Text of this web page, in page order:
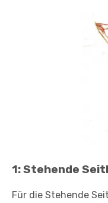
1: Stehende
Für die Stehende